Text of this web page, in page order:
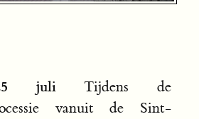
juliTijdens de
vanuit de Sint-